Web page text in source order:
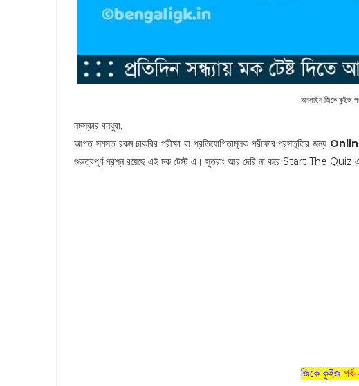
অনলাইন জিকে কুইজ
নমস্কার বন্ধুরা,
আগত সমস্ত রকম চাকরির পরীক্ষা বা প্রতিযোগিতামূলক পরীক্ষার প্রস্তুতির জন্য
গুরুত্বপূর্ণ প্রশ্ন রয়েছে এই মক টেস্ট এ। সুতরাং আর দেরি না করে Start The Quiz
জিকে কুইজ